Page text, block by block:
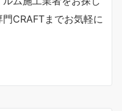
CRAFTまでお気軽に